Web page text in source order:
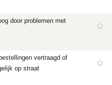
door problemen met
vertraagd of
op straat